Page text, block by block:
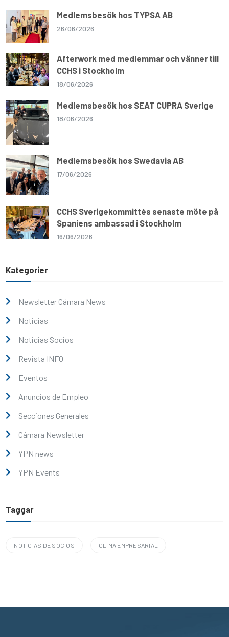
Medlemsbesök hos TYPSA AB
26/06/2026
Afterwork med medlemmar och vänner till
CCHS i Stockholm
18/06/2026
Medlemsbesök hos SEAT CUPRA Sverige
18/06/2026
Medlemsbesök hos Swedavia AB
17/06/2026
CCHS Sverigekommittés senaste möte på
Spaniens ambassad i Stockholm
16/06/2026
Kategorier
Newsletter Cámara News
Noticias
Noticias Socios
Revista INFO
Eventos
Anuncios de Empleo
Secciones Generales
Cámara Newsletter
YPN news
YPN Events
Taggar
NOTICIAS DE SOCIOS CLIMA EMPRESARIAL